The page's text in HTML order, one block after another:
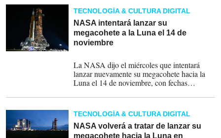
TECNOLOGÍA & CULTURA DIGITAL
NASA intentará lanzar su
megacohete a la Luna el 14 de
noviembre
La NASA dijo el miércoles que intentará
lanzar nuevamente su megacohete hacia la
Luna el 14 de noviembre, con fechas
TECNOLOGÍA & CULTURA DIGITAL
NASA volverá a tratar de lanzar su
megacohete hacia la Luna en